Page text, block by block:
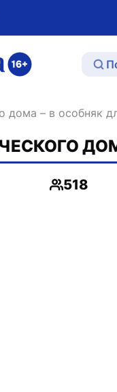
дома – в особняк
Просмотры
518